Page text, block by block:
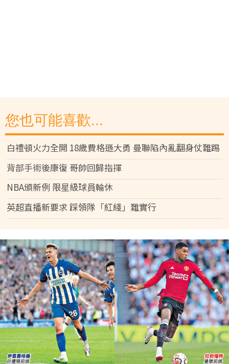
您也可能喜歡...
白禮頓火力全開 18歲費格遜大勇 曼聯陷內亂翻身仗難踢
背部手術後康復 哥帥回歸指揮
NBA頒新例 限星級球員輪休
英超直播新要求 踩領隊「紅綫」難實行